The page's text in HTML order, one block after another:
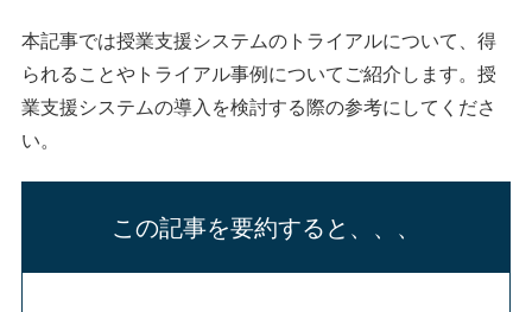
本記事では授業支援システムのトライアルについて、得
られることやトライアル事例についてご紹介します。授
業支援システムの導入を検討する際の参考にしてくださ
い。
この記事を要約すると、、、